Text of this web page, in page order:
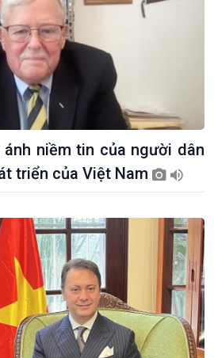
Nông nghiệp & Biển đảo
Tin Nông nghiệp & Biển
ánh niềm tin của người dân
triển của Việt Nam